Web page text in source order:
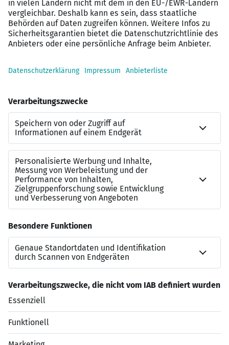
Kantine mit eigener Küche
Kostenloser General-Gesundheitscheck
Kontakt
direkt bewerben?
Dann senden Sie mir gerne Ihre Bewerbungsunterlagen
zu oder melden Sie sich bei Fragen jederzeit unter:
prus@k4s.de
Denise Prus – Recruiting SAP
Ich freue mich darauf, von Ihnen zu hören!
AO0008